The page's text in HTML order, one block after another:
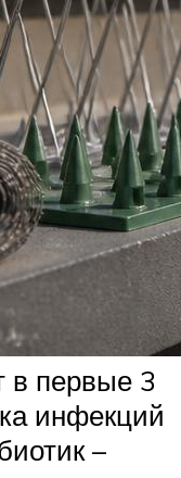
в первые 3
инфекций
–